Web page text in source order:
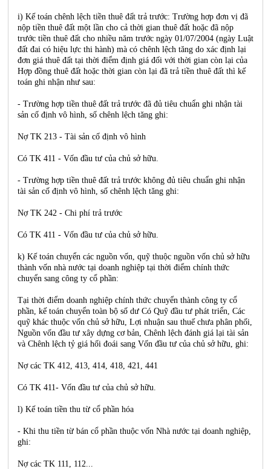
i) Kế toán chênh lệch tiền thuê đất trả trước: Trường hợp đơn vị đã
nộp tiền thuê đất một lần cho cả thời gian thuê đất hoặc đã nộp
trước tiền thuê đất cho nhiều năm trước ngày 01/07/2004 (ngày Luật
đất đai có hiệu lực thi hành) mà có chênh lệch tăng do xác định lại
đơn giá thuê đất tại thời điểm định giá đối với thời gian còn lại của
Hợp đồng thuê đất hoặc thời gian còn lại đã trả tiền thuê đất thì kế
toán ghi nhận như sau:
- Trường hợp tiền thuê đất trả trước đã đủ tiêu chuẩn ghi nhận tài
sản cố định vô hình, số chênh lệch tăng ghi:
Nợ TK 213 - Tài sản cố định vô hình
Có TK 411 - Vốn đầu tư của chủ sở hữu.
- Trường hợp tiền thuê đất trả trước không đủ tiêu chuẩn ghi nhận
tài sản cố định vô hình, số chênh lệch tăng ghi:
Nợ TK 242 - Chi phí trả trước
Có TK 411 - Vốn đầu tư của chủ sở hữu.
k) Kế toán chuyển các nguồn vốn, quỹ thuộc nguồn vốn chủ sở hữu
thành vốn nhà nước tại doanh nghiệp tại thời điểm chính thức
chuyển sang công ty cổ phần:
Tại thời điểm doanh nghiệp chính thức chuyển thành công ty cổ
phần, kế toán chuyển toàn bộ số dư Có Quỹ đầu tư phát triển, Các
quỹ khác thuộc vốn chủ sở hữu, Lợi nhuận sau thuế chưa phân phối,
Nguồn vốn đầu tư xây dựng cơ bản, Chênh lệch đánh giá lại tài sản
và Chênh lệch tỷ giá hối đoái sang Vốn đầu tư của chủ sở hữu, ghi:
Nợ các TK 412, 413, 414, 418, 421, 441
Có TK 411- Vốn đầu tư của chủ sở hữu.
l) Kế toán tiền thu từ cổ phần hóa
- Khi thu tiền từ bán cổ phần thuộc vốn Nhà nước tại doanh nghiệp,
ghi:
Nợ các TK 111, 112...